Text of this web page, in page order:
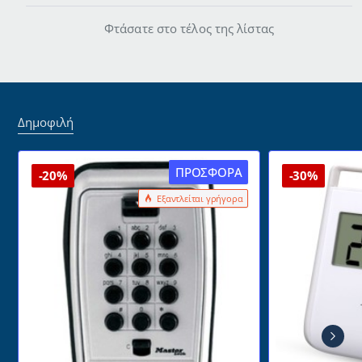
Φτάσατε στο τέλος της λίστας
Δημοφιλή
ΠΡΟΣΦΟΡΆ
Εξαντλείται γρήγορα
-20% -30%